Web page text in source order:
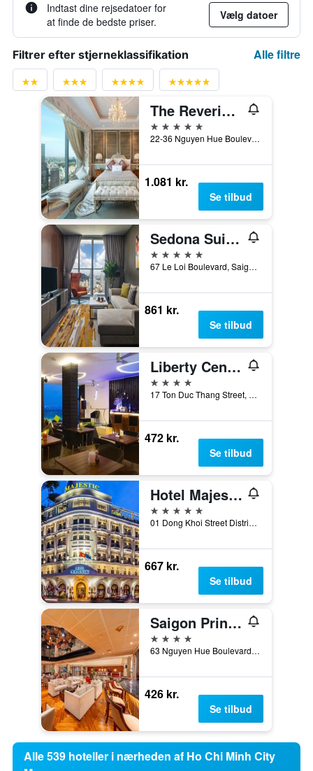
Indtast dine rejsedatoer for
at finde de bedste priser.
Vælg datoer
Filtrer efter stjerneklassifikation Alle filtre
The Reverie Saigon
5 stjerner
22-36 Nguyen Hue Boulevard, Ho Chi Minh-byen, Vietnam
1.081 kr.
Se tilbud
Sedona Suites Ho Chi Minh City
5 stjerner
67 Le Loi Boulevard, Saigon Centre, District 1, Ho Chi Minh-byen, Vietnam
861 kr.
Se tilbud
Liberty Central Saigon Riverside
4 stjerner
17 Ton Duc Thang Street, District 1, Ho Chi Minh-byen, Vietnam
472 kr.
Se tilbud
Hotel Majestic Saigon
5 stjerner
01 Dong Khoi Street District 1, Ho Chi Minh-byen, Vietnam
667 kr.
Se tilbud
Saigon Prince Hotel
4 stjerner
63 Nguyen Hue Boulevard, Ho Chi Minh-byen, Vietnam
426 kr.
Se tilbud
Alle 539 hoteller i nærheden af Ho Chi Minh City